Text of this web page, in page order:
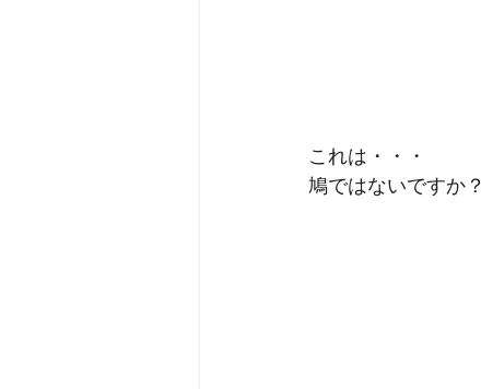
これは・・・
鳩ではないですか？